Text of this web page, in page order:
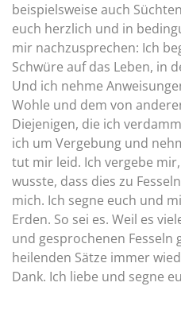
beispielsweise auch
euch herzlich und in
mir nachzusprechen: Ich
Schwüre auf das Leben, in
Und ich nehme
Wohle und dem von
Diejenigen, die ich
ich um Vergebung und
tut mir leid. Ich vergebe
wusste, dass dies zu
mich. Ich segne euch und
Erden. So sei es. Weil es
und gesprochenen Fesseln
heilenden Sätze immer
Dank. Ich liebe und segne